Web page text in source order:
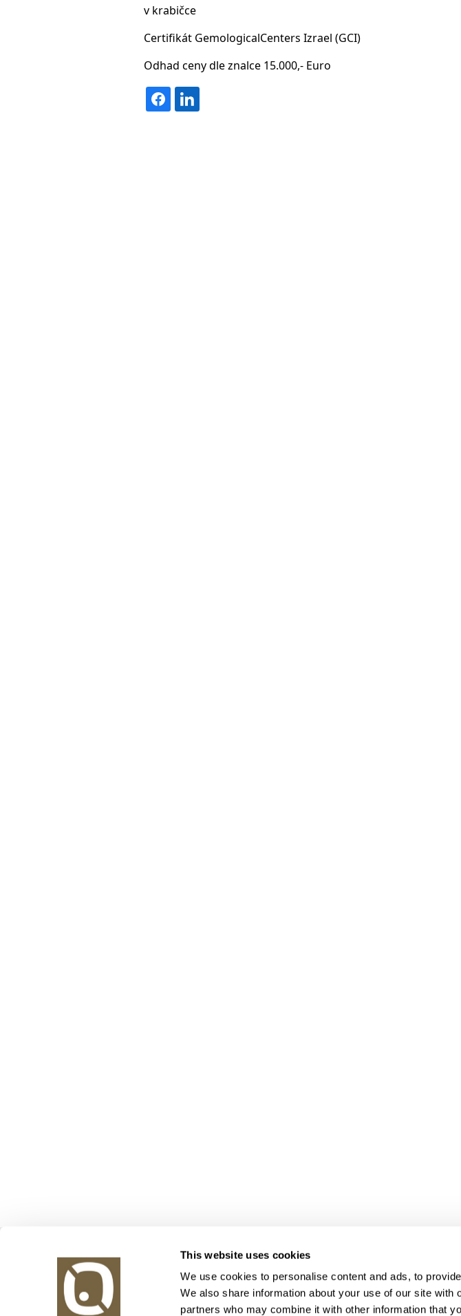
This website uses cookies
We use cookies to personalise content and ads, to
We also share information about your use of our site with
partners who may combine it with other information that
v krabičce
Certifikát GemologicalCenters Izrael (GCI)
Odhad ceny dle znalce 15.000,- Euro
Korunní 972/75
130 00 Praha 3
tel.: +420 800 10 10 10, +420 737 196 183
E-mail: info@obrazyvaukci.cz